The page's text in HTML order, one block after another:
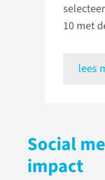
10 met
lees
Social
impact